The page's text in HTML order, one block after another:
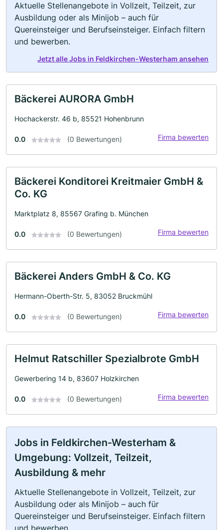
Aktuelle Stellenangebote in Vollzeit, Teilzeit, zur
Ausbildung oder als Minijob – auch für
Quereinsteiger und Berufseinsteiger. Einfach filtern
und bewerben.
Jetzt alle Jobs in Feldkirchen-Westerham ansehen
Bäckerei AURORA GmbH
Hochackerstr. 46 b, 85521 Hohenbrunn
0.0 (0 Bewertungen) Firma bewerten
Bäckerei Konditorei Kreitmaier GmbH &
Co. KG
Marktplatz 8, 85567 Grafing b. München
0.0 (0 Bewertungen) Firma bewerten
Bäckerei Anders GmbH & Co. KG
Hermann-Oberth-Str. 5, 83052 Bruckmühl
0.0 (0 Bewertungen) Firma bewerten
Helmut Ratschiller Spezialbrote GmbH
Gewerbering 14 b, 83607 Holzkirchen
0.0 (0 Bewertungen) Firma bewerten
Jobs in Feldkirchen-Westerham &
Umgebung: Vollzeit, Teilzeit,
Ausbildung & mehr
Aktuelle Stellenangebote in Vollzeit, Teilzeit, zur
Ausbildung oder als Minijob – auch für
Quereinsteiger und Berufseinsteiger. Einfach filtern
und bewerben.